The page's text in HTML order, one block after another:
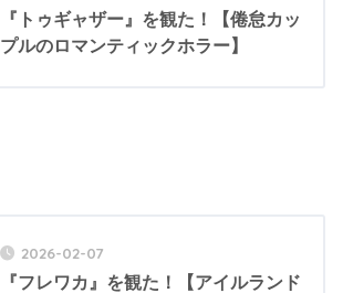
『トゥギャザー』を観た！【倦怠カッ
プルのロマンティックホラー】
2026-02-07
『フレワカ』を観た！【アイルランド